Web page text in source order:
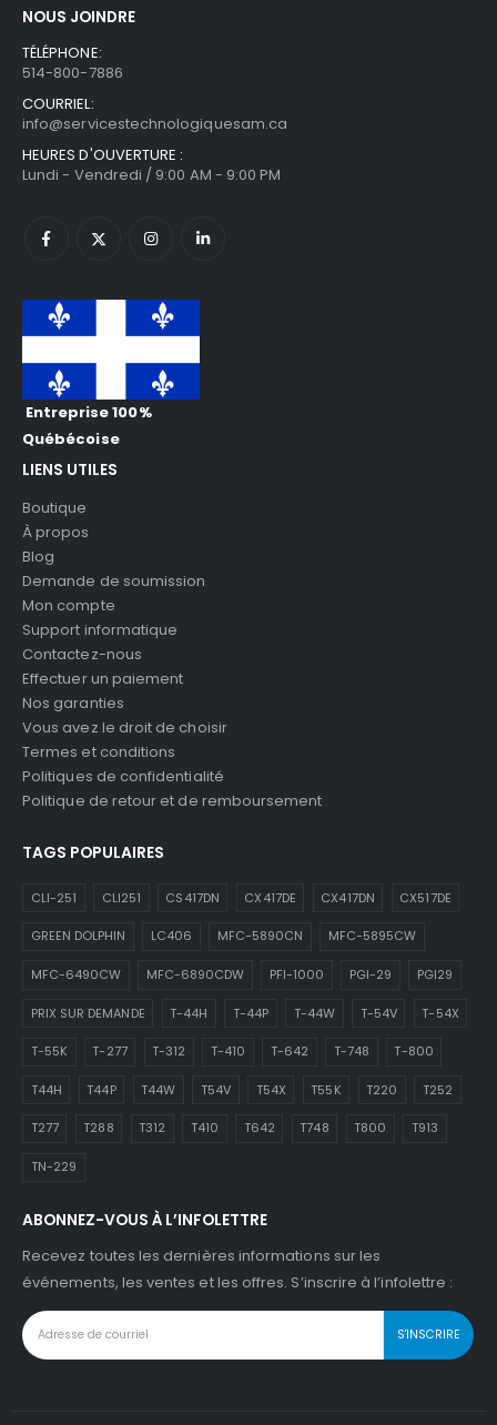
NOUS JOINDRE
TÉLÉPHONE:
514-800-7886
COURRIEL:
info@servicestechnologiquesam.ca
HEURES D'OUVERTURE :
Lundi - Vendredi / 9:00 AM - 9:00 PM
Entreprise 100%
Québécoise
LIENS UTILES
Boutique
À propos
Blog
Demande de soumission
Mon compte
Support informatique
Contactez-nous
Effectuer un paiement
Nos garanties
Vous avez le droit de choisir
Termes et conditions
Politiques de confidentialité
Politique de retour et de remboursement
TAGS POPULAIRES
CLI-251 CLI251 CS417DN CX417DE CX417DN CX517DE
GREEN DOLPHIN LC406 MFC-5890CN MFC-5895CW
MFC-6490CW MFC-6890CDW PFI-1000 PGI-29 PGI29
PRIX SUR DEMANDE T-44H T-44P T-44W T-54V T-54X
T-55K T-277 T-312 T-410 T-642 T-748 T-800
T44H T44P T44W T54V T54X T55K T220 T252
T277 T288 T312 T410 T642 T748 T800 T913
TN-229
ABONNEZ-VOUS À L’INFOLETTRE
Recevez toutes les dernières informations sur les
événements, les ventes et les offres. S’inscrire à l’infolettre :